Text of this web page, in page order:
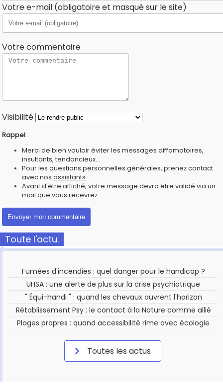
Votre e-mail (obligatoire et masqué sur le site)
Votre commentaire
Visibilité
Rappel :
Merci de bien vouloir éviter les messages diffamatoires,
insultants, tendancieux...
Pour les questions personnelles générales, prenez contact
avec nos assistants
Avant d'être affiché, votre message devra être validé via un
mail que vous recevrez.
Toute l'actu.
Fumées d'incendies : quel danger pour le handicap ?
UHSA : une alerte de plus sur la crise psychiatrique
" Équi-handi " : quand les chevaux ouvrent l'horizon
Rétablissement Psy : le contact à la Nature comme allié
Plages propres : quand accessibilité rime avec écologie
Toutes les actus